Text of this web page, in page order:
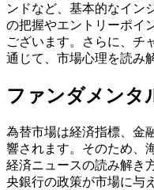
ンドなど、基本的なイン
の把握やエントリーポイ
ございます。さらに、チ
通じて、市場心理を読み
ファンダメンタ
為替市場は経済指標、金
響されます。そのため、
経済ニュースの読み解き
央銀行の政策が市場に与